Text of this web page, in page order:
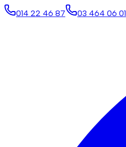
014 22 46 87 03 464 06 01